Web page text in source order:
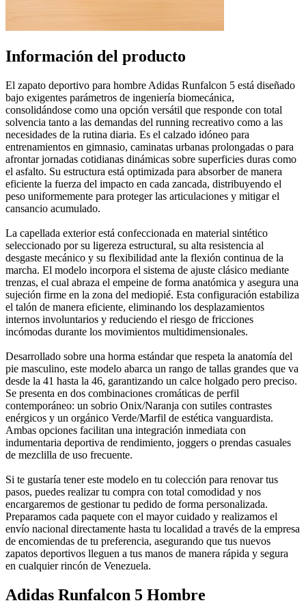
Información del producto
El zapato deportivo para hombre Adidas Runfalcon 5 está diseñado
bajo exigentes parámetros de ingeniería biomecánica,
consolidándose como una opción versátil que responde con total
solvencia tanto a las demandas del running recreativo como a las
necesidades de la rutina diaria. Es el calzado idóneo para
entrenamientos en gimnasio, caminatas urbanas prolongadas o para
afrontar jornadas cotidianas dinámicas sobre superficies duras como
el asfalto. Su estructura está optimizada para absorber de manera
eficiente la fuerza del impacto en cada zancada, distribuyendo el
peso uniformemente para proteger las articulaciones y mitigar el
cansancio acumulado.
La capellada exterior está confeccionada en material sintético
seleccionado por su ligereza estructural, su alta resistencia al
desgaste mecánico y su flexibilidad ante la flexión continua de la
marcha. El modelo incorpora el sistema de ajuste clásico mediante
trenzas, el cual abraza el empeine de forma anatómica y asegura una
sujeción firme en la zona del mediopié. Esta configuración estabiliza
el talón de manera eficiente, eliminando los desplazamientos
internos involuntarios y reduciendo el riesgo de fricciones
incómodas durante los movimientos multidimensionales.
Desarrollado sobre una horma estándar que respeta la anatomía del
pie masculino, este modelo abarca un rango de tallas grandes que va
desde la 41 hasta la 46, garantizando un calce holgado pero preciso.
Se presenta en dos combinaciones cromáticas de perfil
contemporáneo: un sobrio Onix/Naranja con sutiles contrastes
enérgicos y un orgánico Verde/Marfil de estética vanguardista.
Ambas opciones facilitan una integración inmediata con
indumentaria deportiva de rendimiento, joggers o prendas casuales
de mezclilla de uso frecuente.
Si te gustaría tener este modelo en tu colección para renovar tus
pasos, puedes realizar tu compra con total comodidad y nos
encargaremos de gestionar tu pedido de forma personalizada.
Preparamos cada paquete con el mayor cuidado y realizamos el
envío nacional directamente hasta tu localidad a través de la empresa
de encomiendas de tu preferencia, asegurando que tus nuevos
zapatos deportivos lleguen a tus manos de manera rápida y segura
en cualquier rincón de Venezuela.
Adidas Runfalcon 5 Hombre